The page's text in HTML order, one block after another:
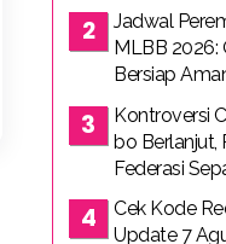
Jadwal
MLBB 2026:
Bersiap
Kontroversi
bo Berlanjut,
Federasi
Cek Kode
Update 7